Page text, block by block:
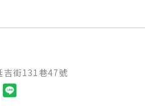
吉街131巷47號